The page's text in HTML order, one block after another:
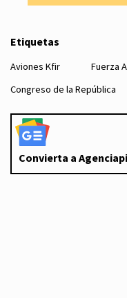
Etiquetas
Aviones Kfir
Fuerza
Congreso de la República
Convierta a